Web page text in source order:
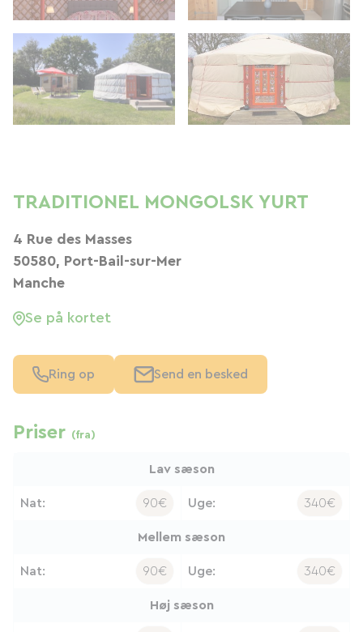
TRADITIONEL MONGOLSK YURT
4 Rue des Masses
50580, Port-Bail-sur-Mer
Manche
Se på kortet
Ring op Send en besked
Priser (fra)
Lav sæson
Nat: 90€ Uge: 340€
Mellem sæson
Nat: 90€ Uge: 340€
Høj sæson